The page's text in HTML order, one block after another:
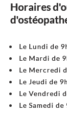
Horaires
Le Lundi de
Le Mardi de
Le Mercredi
Le Jeudi de
Le Vendredi
Le Samedi